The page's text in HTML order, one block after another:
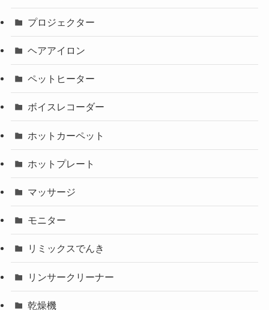
プロジェクター
ヘアアイロン
ペットヒーター
ボイスレコーダー
ホットカーペット
ホットプレート
マッサージ
モニター
リミックスでんき
リンサークリーナー
乾燥機